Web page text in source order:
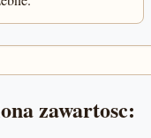
zawartosc: